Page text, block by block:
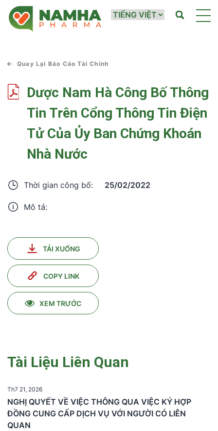
Quay Lại Báo Cáo Tài Chính
Dược Nam Hà Công Bố Thông
Tin Trên Cổng Thông Tin Điện
Tử Của Ủy Ban Chứng Khoán
Nhà Nước
Thời gian công bố: 25/02/2022
Mô tả:
TẢI XUỐNG
COPY LINK
XEM TRƯỚC
Tài Liệu Liên Quan
Th7 21, 2026
NGHỊ QUYẾT VỀ VIỆC THÔNG QUA VIỆC KÝ HỢP
ĐỒNG CUNG CẤP DỊCH VỤ VỚI NGƯỜI CÓ LIÊN
QUAN